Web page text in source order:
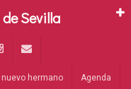
hermano Agenda
Sevilla